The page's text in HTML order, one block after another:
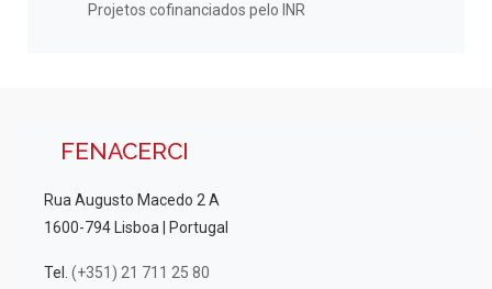
Projetos cofinanciados pelo INR
FENACERCI
Rua Augusto Macedo 2 A
1600-794 Lisboa | Portugal
Tel. (+351) 21 711 25 80